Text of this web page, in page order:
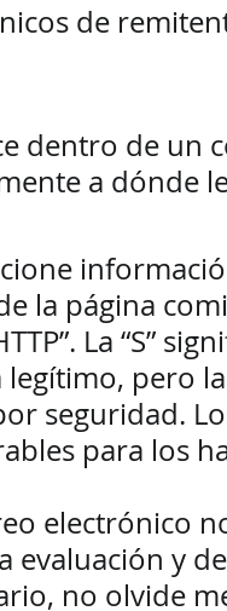
de
dentro de un
a dónde
la página
La “S”
pero
seguridad.
para los
electrónico
evaluación y
no olvide